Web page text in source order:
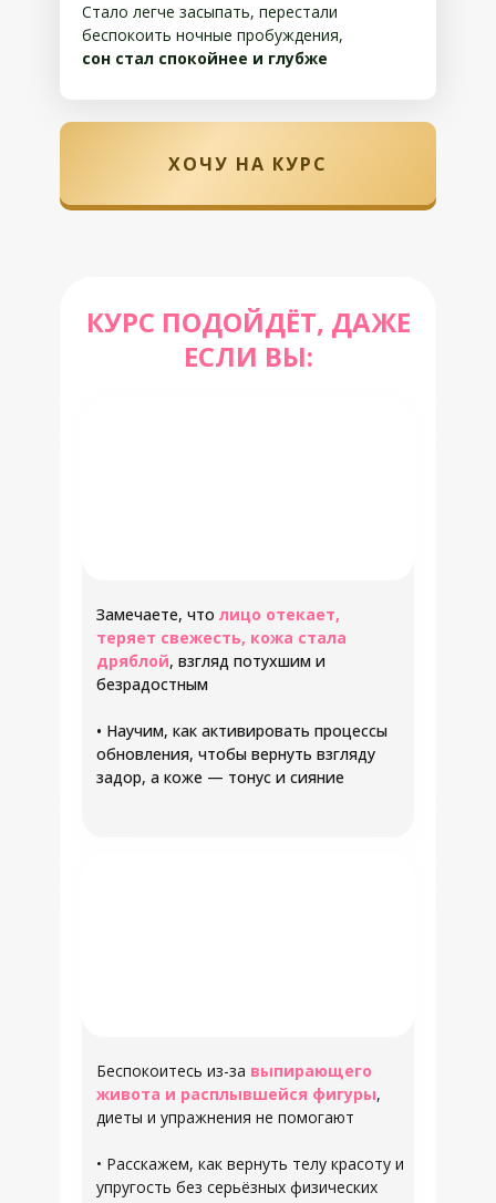
ХОЧУ НА КУРС
Стало легче засыпать, перестали
беспокоить ночные пробуждения,
сон стал спокойнее и глубже
КУРС ПОДОЙДЁТ, ДАЖЕ
ЕСЛИ ВЫ:
Замечаете, что лицо отекает,
теряет свежесть, кожа стала
дряблой, взгляд потухшим и
безрадостным
• Научим, как активировать процессы
обновления, чтобы вернуть взгляду
задор, а коже — тонус и сияние
Беспокоитесь из-за выпирающего
живота и расплывшейся фигуры,
диеты и упражнения не помогают
• Расскажем, как вернуть телу красоту и
упругость без серьёзных физических